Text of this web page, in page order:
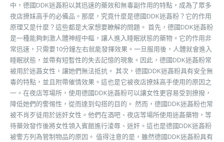
中，德國DDK迷姦粉以其迅速的藥效和無毒副作用的特點，成為了眾多
夜店撩妹高手的必備品。那麼，究竟什麼是德國DDK迷姦粉？它的作用
原理又是什麼？這些都是大家想要瞭解的問題。 首先，德國DDK迷姦粉
是一種能夠刺激人體神經中樞，讓人進入睡眠狀態的藥物。它的作用非
常迅速，只需要10分鐘左右就能發揮效果。一旦服用後，人體就會進入
睡眠狀態，並帶有短暫性的失去記憶的現象。因此，德國DDK迷姦粉常
被用於迷姦女性，讓她們無法抵抗。 其次，德國DDK迷姦粉具有安全無
毒的特點，並且附帶催情效果。這也是它被夜店撩妹高手使用的原因之
一。在夜店等場所，使用德國DDK迷姦粉可以讓女性更容易受到撩撥，
降低她們的警惕性，從而達到勾搭的目的。 然而，德國DDK迷姦粉也常
被不肖歹徒用於迷奸女性。他們在酒吧、夜店等場所使用迷姦藥物，等
待藥效發作後將女性領入賓館進行淩辱、迷奸。這也是德國DDK迷姦粉
被警方列為管制物品的原因。 值得注意的是，雖然德國DDK迷姦粉具有